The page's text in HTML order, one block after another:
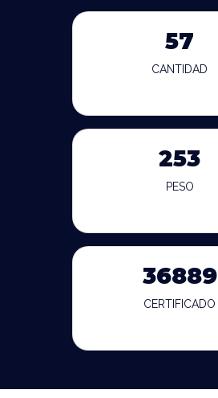
57
CANTIDAD
253
PESO
36889
CERTIFICADO